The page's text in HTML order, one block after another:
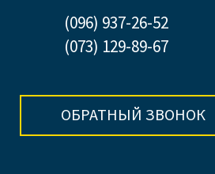
(096) 937-26-52
(073) 129-89-67
ОБРАТНЫЙ ЗВОНОК